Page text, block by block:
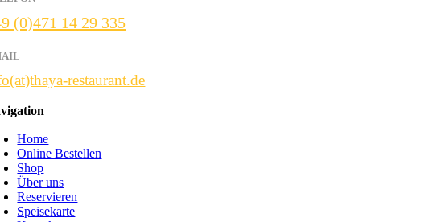
(0)471 14 29 335
restaurant.de
Home
Online Bestellen
Shop
Über uns
Reservieren
Speisekarte